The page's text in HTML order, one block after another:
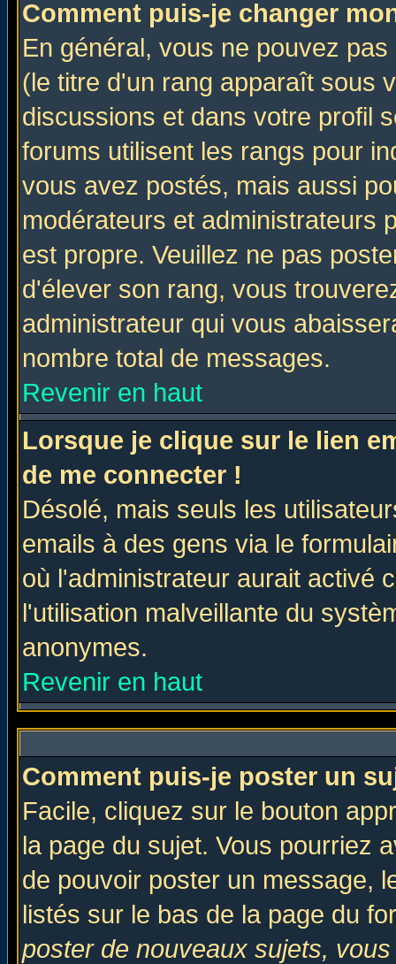
Comment puis-je changer
En général, vous ne pouvez
(le titre d'un rang apparaît sous
discussions et dans votre profil
forums utilisent les rangs pour
vous avez postés, mais aussi
modérateurs et administrateurs
est propre. Veuillez ne pas
d'élever son rang, vous
administrateur qui vous
nombre total de messages.
Revenir en haut
Lorsque je clique sur le lien
de me connecter !
Désolé, mais seuls les
emails à des gens via le
où l'administrateur aurait activé
l'utilisation malveillante du
anonymes.
Revenir en haut
Comment puis-je poster un
Facile, cliquez sur le bouton
la page du sujet. Vous pourriez
de pouvoir poster un message,
listés sur le bas de la page du
poster de nouveaux sujets,